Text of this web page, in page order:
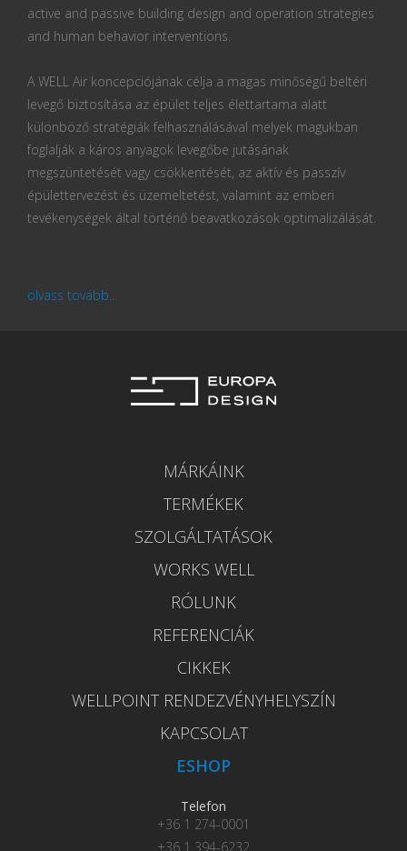
active and passive building design and operation strategies
and human behavior interventions.
A WELL Air koncepciójának célja a magas minőségű beltéri
levegő biztosítása az épület teljes élettartama alatt
különböző stratégiák felhasználásával melyek magukban
foglalják a káros anyagok levegőbe jutásának
megszüntetését vagy csökkentését, az aktív és passzív
épülettervezést és üzemeltetést, valamint az emberi
tevékenységek által történő beavatkozások optimalizálását.
olvass tovább...
MÁRKÁINK
TERMÉKEK
SZOLGÁLTATÁSOK
WORKS WELL
RÓLUNK
REFERENCIÁK
CIKKEK
WELLPOINT RENDEZVÉNYHELYSZÍN
KAPCSOLAT
ESHOP
Telefon
+36 1 274-0001
+36 1 394-6232